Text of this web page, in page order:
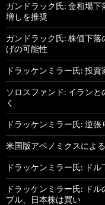
ガンドラック氏: 金相場
増しを推奨
ガンドラック氏: 株価下
げの可能性
ドラッケンミラー氏: 投
ソロスファンド: イラン
く
ドラッケンミラー氏: 逆
米国版アベノミクスによ
ドラッケンミラー氏: ド
ドラッケンミラー氏: ド
ブル、日本株は買い